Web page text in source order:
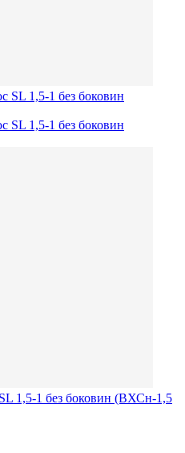
1,5-1 без боковин (ВХСн-1,5